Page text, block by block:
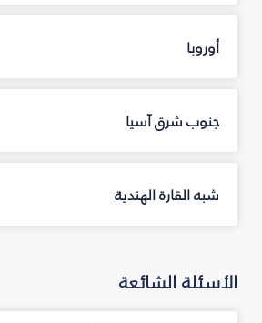
أوروبا
جنوب شرق آسيا
شبه القارة الهندية
الأسئلة الشائعة